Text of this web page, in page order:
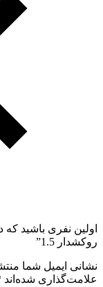
اولین نفری باشید
روکشدار 1.5”
نشانی ایمیل شما
علامت‌گذاری شده‌اند